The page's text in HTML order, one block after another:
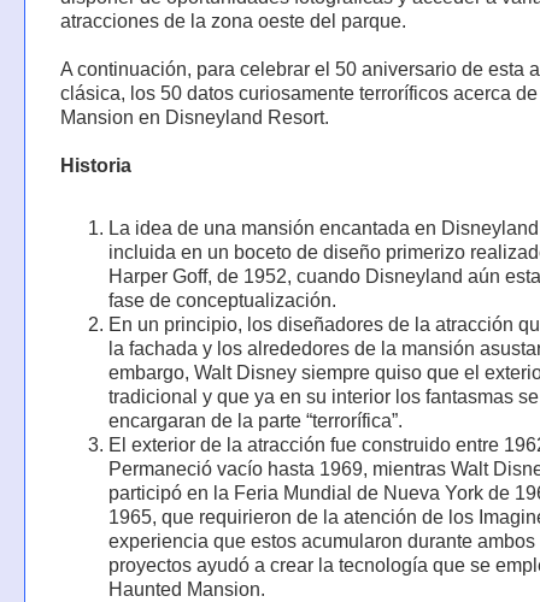
atracciones de la zona oeste del parque.
A continuación, para celebrar el 50 aniversario de esta
clásica, los 50 datos curiosamente terroríficos acerca
Mansion en Disneyland Resort.
Historia
La idea de una mansión encantada en
incluida en un boceto de diseño primerizo
Harper Goff, de 1952, cuando Disneyland aún
fase de conceptualización.
En un principio, los diseñadores de la atracción
la fachada y los alrededores de la mansión
embargo, Walt Disney siempre quiso que el
tradicional y que ya en su interior los fantasmas se
encargaran de la parte “terrorífica”.
El exterior de la atracción fue construido entre
Permaneció vacío hasta 1969, mientras Walt
participó en la Feria Mundial de Nueva York de
1965, que requirieron de la atención de los
experiencia que estos acumularon durante ambos
proyectos ayudó a crear la tecnología que se
Haunted Mansion.